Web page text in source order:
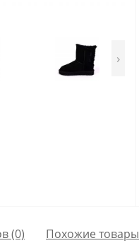
›
(0) Похожие товары